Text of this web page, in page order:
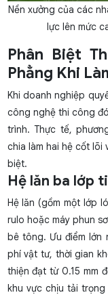
Nền xưởng của các
lực lên mức
Phân Biệt
Phẳng Khi
Khi doanh nghiệp
công nghệ thi công
trình. Thực tế,
chia làm hai hệ cốt lõi
biệt.
Hệ lăn ba lớp
Hệ lăn (gồm một lớp
rulo hoặc máy phun
bê tông. Ưu điểm lớn
phí vật tư, thời gian
thiện đạt từ 0.15 mm
khu vực chịu tải